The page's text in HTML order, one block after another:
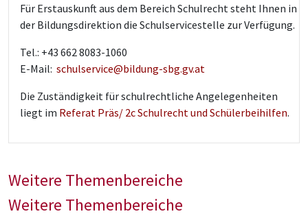
Für Erstauskunft aus dem Bereich Schulrecht steht Ihnen in
der Bildungsdirektion die Schulservicestelle zur Verfügung.
Tel.: +43 662 8083-1060
E-Mail: schulservice@bildung-sbg.gv.at
Die Zuständigkeit für schulrechtliche Angelegenheiten
liegt im Referat Präs/ 2c Schulrecht und Schülerbeihilfen.
Weitere Themenbereiche
Weitere Themenbereiche